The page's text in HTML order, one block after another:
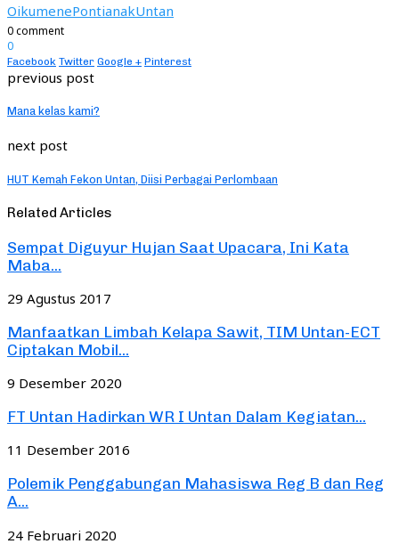
OikumenePontianakUntan
0 comment
0
Facebook Twitter Google + Pinterest
previous post
Mana kelas kami?
next post
HUT Kemah Fekon Untan, Diisi Perbagai Perlombaan
Related Articles
Sempat Diguyur Hujan Saat Upacara, Ini Kata
Maba...
29 Agustus 2017
Manfaatkan Limbah Kelapa Sawit, TIM Untan-ECT
Ciptakan Mobil...
9 Desember 2020
FT Untan Hadirkan WR I Untan Dalam Kegiatan...
11 Desember 2016
Polemik Penggabungan Mahasiswa Reg B dan Reg
A...
24 Februari 2020